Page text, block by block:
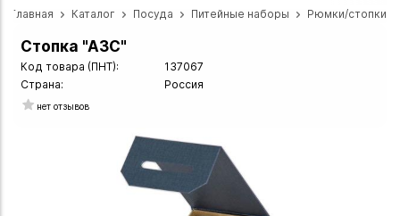
Главная Каталог Посуда Питейные наборы Рюмки/стопки
Стопка "АЗС"
Код товара (ПНТ):
137067
Страна:
Россия
нет отзывов